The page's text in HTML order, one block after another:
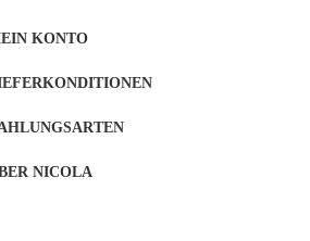
KONTO
NICOLA